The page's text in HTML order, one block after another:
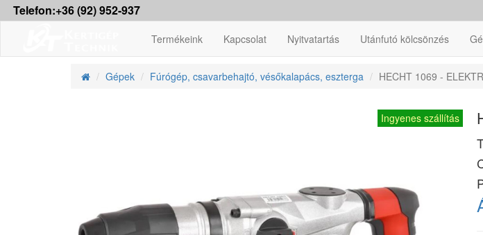
Telefon:+36 (92) 952-937
Termékeink Kapcsolat Nyitvatartás Utánfutó kölcsönzés
Gépek Fúrógép, csavarbehajtó, vésőkalapács, eszterga HECHT 1069 -
Ingyenes szállítás